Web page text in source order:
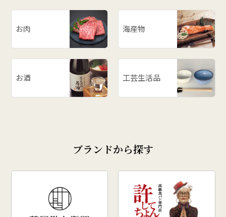
お肉 海産物
お酒 工芸生活品
ブランドから探す